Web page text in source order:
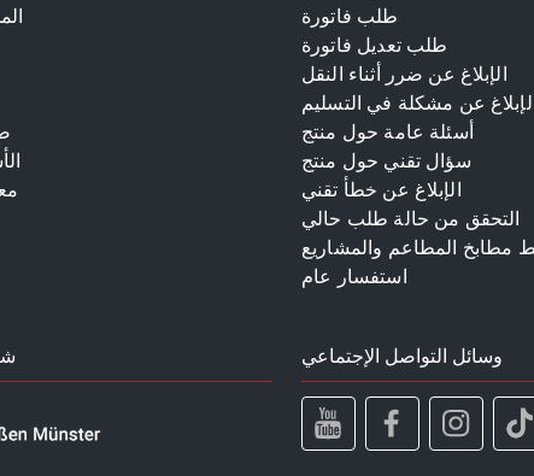
طلب فاتورة
طلب تعديل فاتورة
الإبلاغ عن ضرر أثناء النقل
عن مشكلة في التسليم
أسئلة عامة حول منتج
سؤال تقني حول منتج
الإبلاغ عن خطأ تقني
التحقق من حالة طلب حالي
مطابخ المطاعم والمشاريع
استفسار عام
وسائل التواصل الإجتماعي